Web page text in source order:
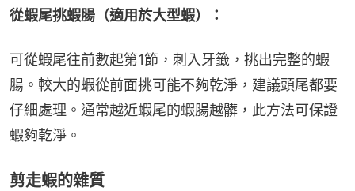
從蝦尾挑蝦腸（適用於大型蝦）：
可從蝦尾往前數起第1節，刺入牙籤，挑出完整的蝦
腸。較大的蝦從前面挑可能不夠乾淨，建議頭尾都要
仔細處理。通常越近蝦尾的蝦腸越髒，此方法可保證
蝦夠乾淨。
剪走蝦的雜質